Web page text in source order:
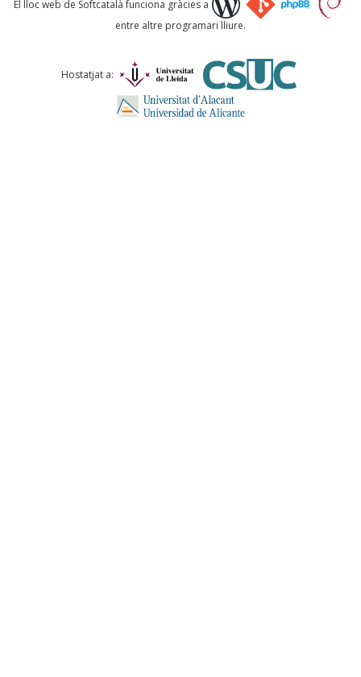
Comentari *
El lloc web de Softcatalà funciona gràcies a
entre altre programari lliure.
Hostatjat a: